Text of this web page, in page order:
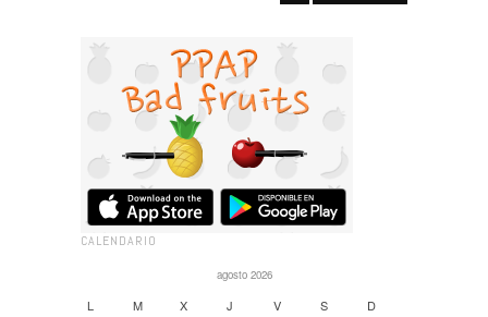
CALENDARIO
agosto 2026
L M X J V S D